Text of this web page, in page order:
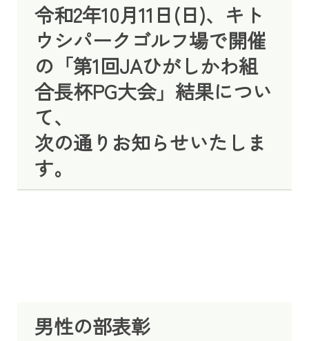
令和2年10月11日(日)、キト
ウシパークゴルフ場で開催
の「第1回JAひがしかわ組
合長杯PG大会」結果につい
て、
次の通りお知らせいたしま
す。
男性の部表彰